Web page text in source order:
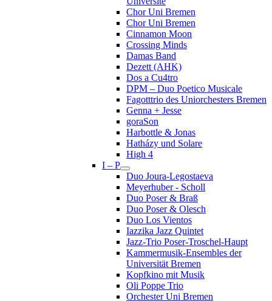
Chor Uni Bremen
Chor Uni Bremen
Cinnamon Moon
Crossing Minds
Damas Band
Dezett (AHK)
Dos a Cu4tro
DPM – Duo Poetico Musicale
Fagotttrio des Uniorchesters Bremen
Genna + Jesse
goraSon
Harbottle & Jonas
Hatházy und Solare
High 4
I – P
Duo Joura-Legostaeva
Meyerhuber - Scholl
Duo Poser & Braß
Duo Poser & Olesch
Duo Los Vientos
Iazzika Jazz Quintet
Jazz-Trio Poser-Troschel-Haupt
Kammermusik-Ensembles der
Universität Bremen
Kopfkino mit Musik
Oli Poppe Trio
Orchester Uni Bremen